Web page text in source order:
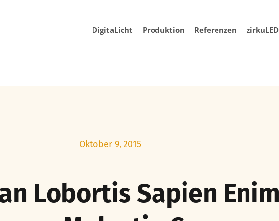
DigitaLicht Produktion Referenzen zirkuLED
Oktober 9, 2015
Lobortis Sapien Enim